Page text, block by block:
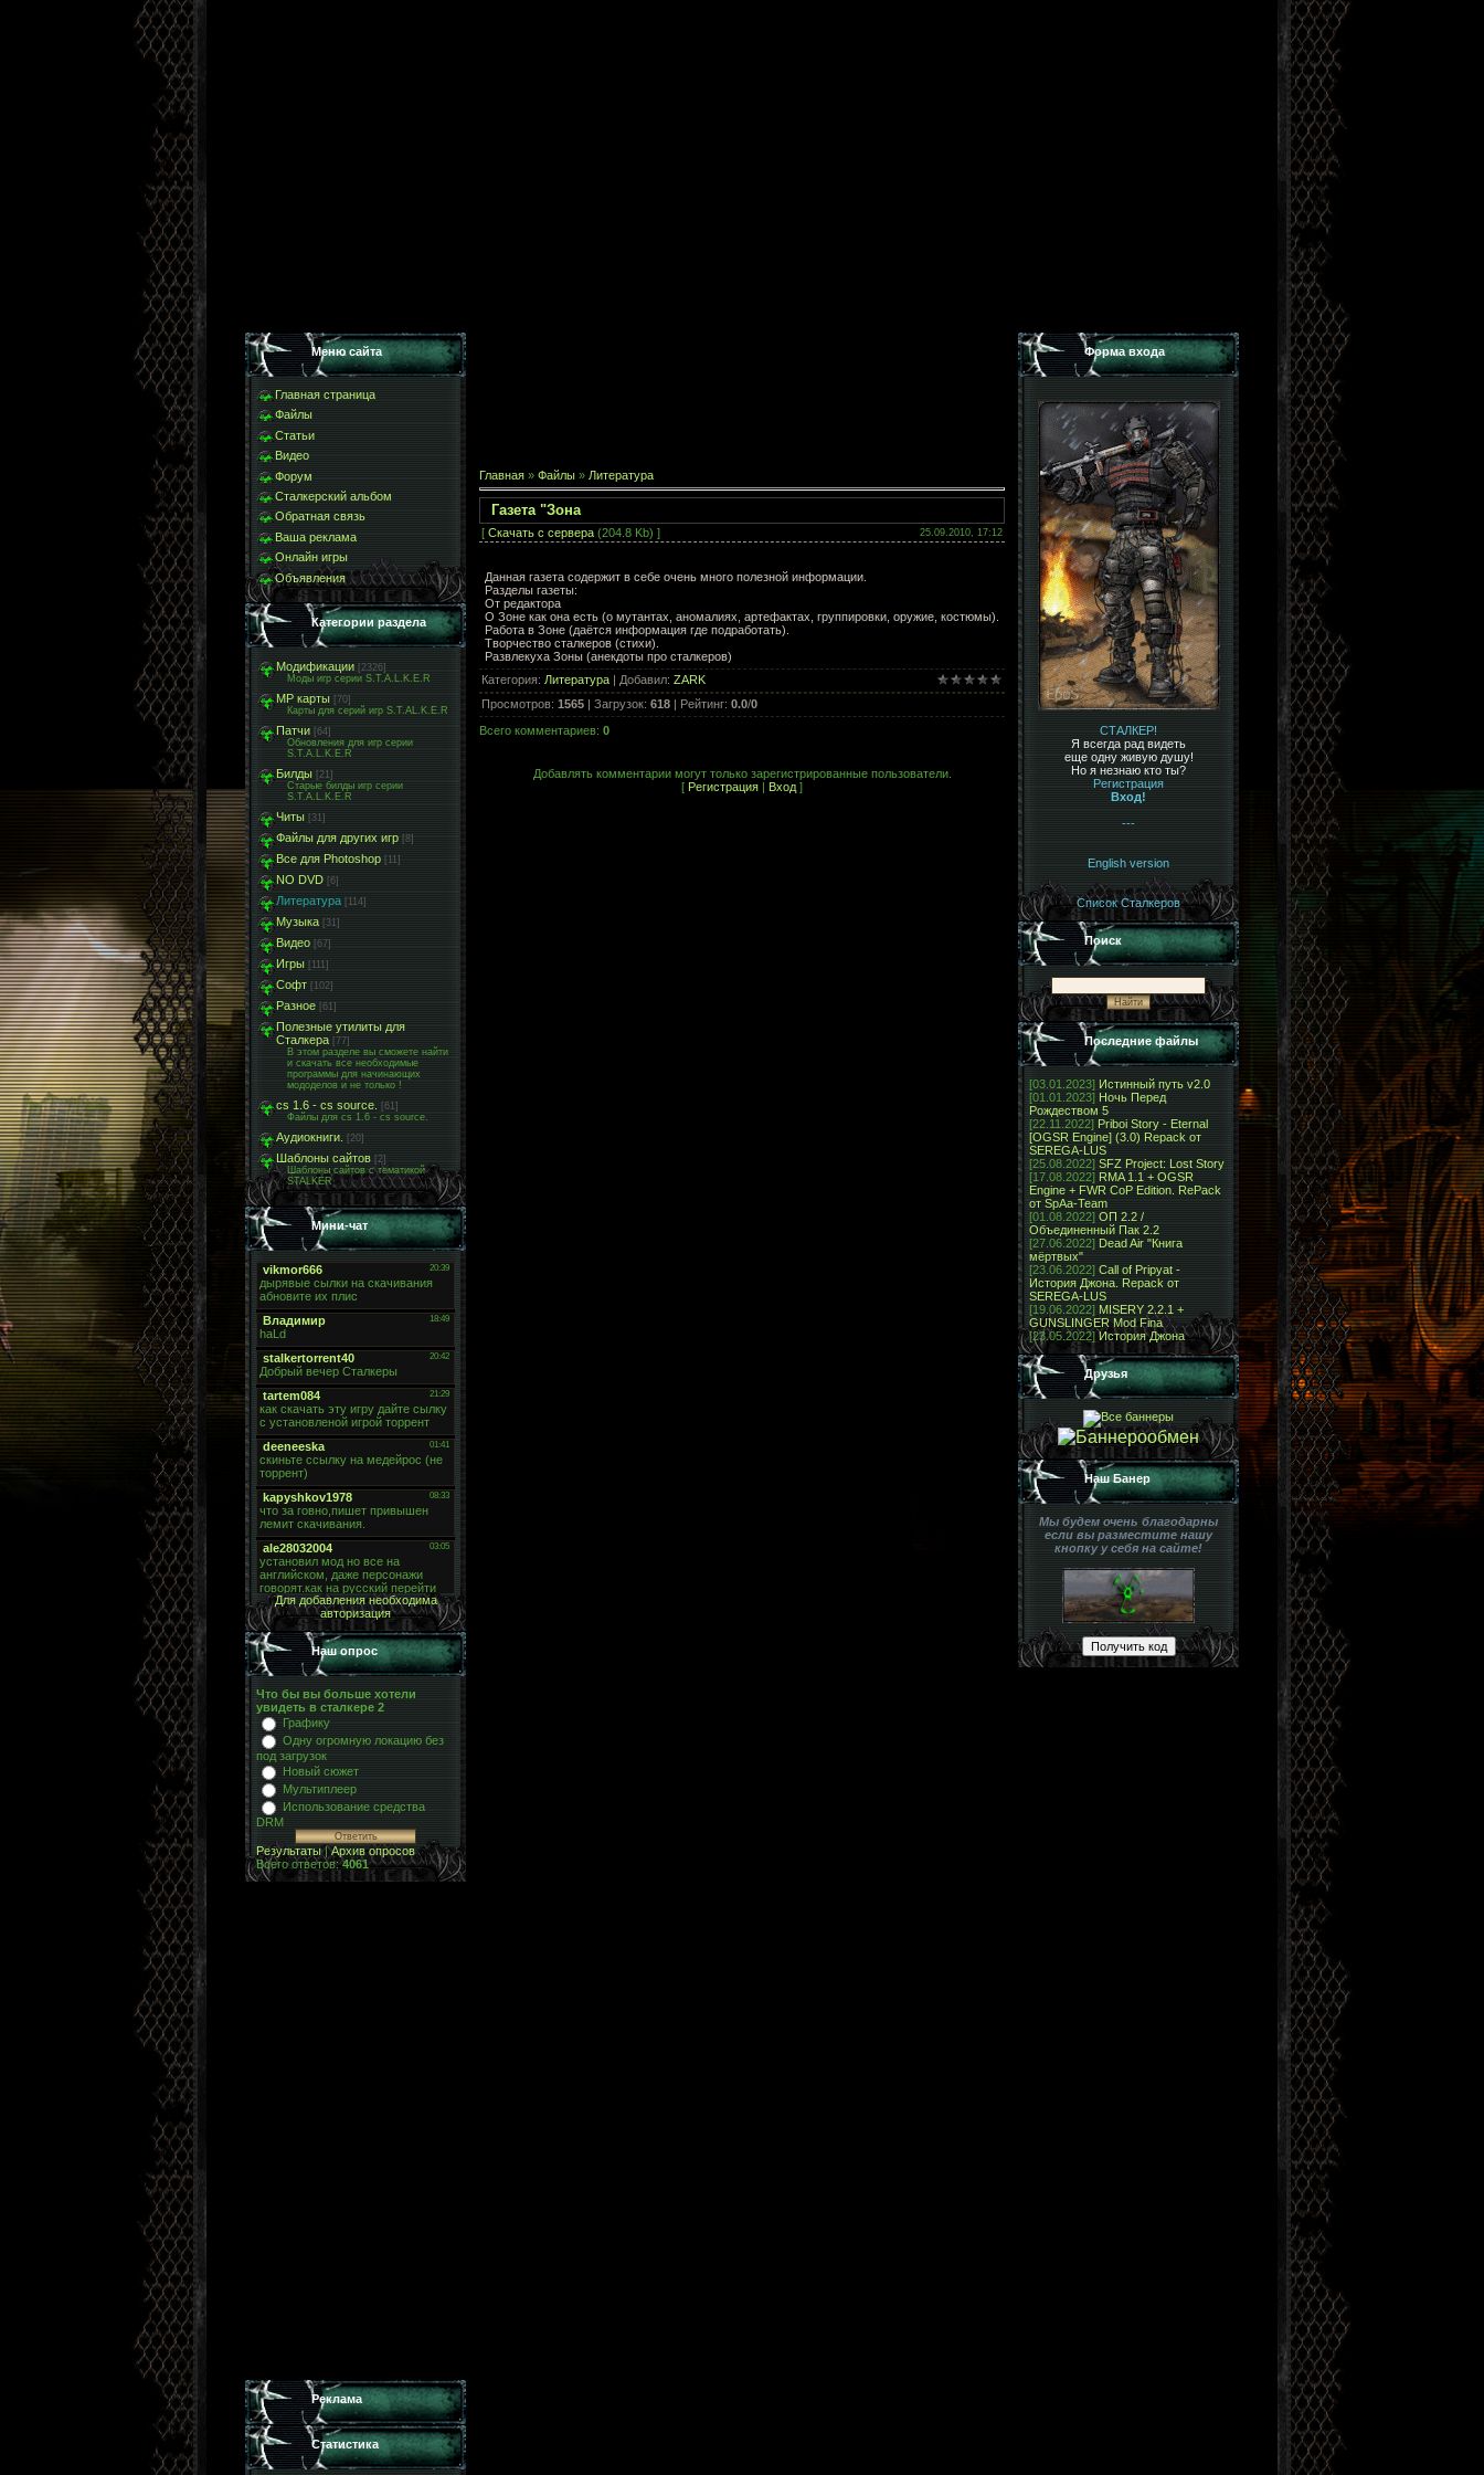
Меню сайта
Главная страница
Файлы
Статьи
Видео
Форум
Сталкерский альбом
Обратная связь
Ваша реклама
Онлайн игры
Объявления
Категории раздела
Модификации [2326]
Моды игр серии S.T.A.L.K.E.R
МР карты
[70]
Карты для серий игр S.T.AL.K.E.R
Патчи [64]
Обновления для игр серии
S.T.A.L.K.E.R
Билды [21]
Старые билды игр серии
S.T.A.L.K.E.R
Читы [31]
Файлы для других игр [8]
Все для Photoshop [11]
NO DVD [6]
Литература [114]
Музыка [31]
Видео [67]
Игры [111]
Софт [102]
Разное [61]
Полезные утилиты для
Сталкера [77]
В этом разделе вы сможете найти
и скачать все необходимые
программы для начинающих
мододелов и не только !
cs 1.6 - cs source.
[61]
Файлы для cs 1.6 - cs source.
Аудиокниги. [20]
Шаблоны сайтов [2]
Шаблоны сайтов с тематикой
STALKER
Мини-чат
Для добавления необходима
авторизация
Наш опрос
Что бы вы больше хотели
увидеть в сталкере 2
Графику
Одну огромную локацию без
под загрузок
Новый сюжет
Мультиплеер
Использование средства
DRM
Результаты|Архив опросов
Всего ответов:4061
Реклама
Статистика
Главная » Файлы » Литература
Газета "Зона
[ Скачать с сервера (204.8 Kb) ] 25.09.2010, 17:12
Данная газета содержит в себе очень много полезной информации.
Разделы газеты:
От редактора
О Зоне как она есть (о мутантах, аномалиях, артефактах, группировки, оружие, костюмы).
Работа в Зоне (даётся информация где подработать).
Творчество сталкеров (стихи).
Развлекуха Зоны (анекдоты про сталкеров)
Категория: Литература | Добавил: ZARK
Просмотров: 1565 | Загрузок: 618 | Рейтинг: 0.0/0
Всего комментариев: 0
Добавлять комментарии могут только зарегистрированные пользователи.
[ Регистрация | Вход ]
Форма входа
СТАЛКЕР!
Я всегда рад видеть
еще одну живую душу!
Но я незнаю кто ты?
Регистрация
Вход!
---
English version
Список Сталкеров
Поиск
Последние файлы
[03.01.2023] Истинный путь v2.0
[01.01.2023] Ночь Перед
Рождеством 5
[22.11.2022] Priboi Story - Eternal
[OGSR Engine] (3.0) Repack от
SEREGA-LUS
[25.08.2022] SFZ Project: Lost Story
[17.08.2022] RMA 1.1 + OGSR
Engine + FWR CoP Edition. RePack
от SpAa-Team
[01.08.2022] ОП 2.2 /
Объединенный Пак 2.2
[27.06.2022] Dead Air "Книга
мёртвых"
[23.06.2022] Call of Pripyat -
История Джона. Repack от
SEREGA-LUS
[19.06.2022] MISERY 2.2.1 +
GUNSLINGER Mod Fina
[23.05.2022]История Джона
Друзья
Наш Банер
Мы будем очень благодарны
если вы разместите нашу
кнопку у себя на сайте!